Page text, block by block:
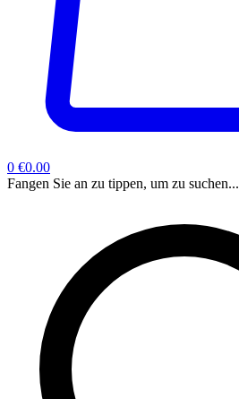
0 €0.00
Fangen Sie an zu tippen, um zu suchen...